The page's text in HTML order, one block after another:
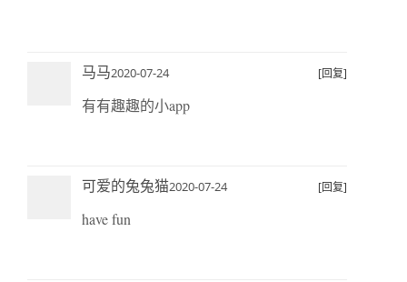
马马2020-07-24 [回复]
有有趣趣的小app
可爱的兔兔猫2020-07-24 [回复]
have fun